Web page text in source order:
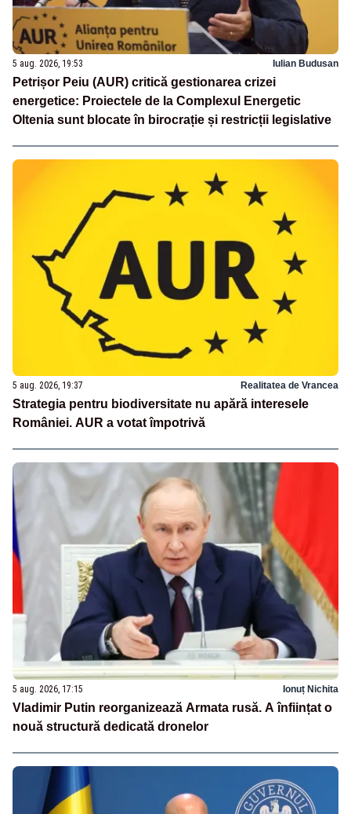
5 aug. 2026, 19:53 Iulian Budusan
Petrișor Peiu (AUR) critică gestionarea crizei
energetice: Proiectele de la Complexul Energetic
Oltenia sunt blocate în birocrație și restricții legislative
5 aug. 2026, 19:37 Realitatea de Vrancea
Strategia pentru biodiversitate nu apără interesele
României. AUR a votat împotrivă
5 aug. 2026, 17:15 Ionuț Nichita
Vladimir Putin reorganizează Armata rusă. A înființat o
nouă structură dedicată dronelor